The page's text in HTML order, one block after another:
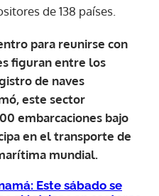
de 138 países.
para reunirse con
figuran entre los
de naves
este sector
embarcaciones bajo
en el transporte de
mundial.
Este sábado se